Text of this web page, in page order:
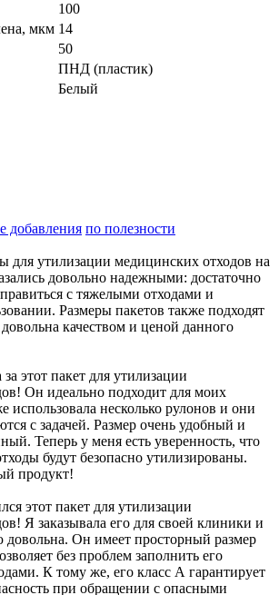
100
мкм 14
50
ПНД (пластик)
Белый
добавления по полезности
для утилизации медицинских отходов на
довольно надежными: достаточно
с тяжелыми отходами и
Размеры пакетов также подходят
качеством и ценой данного
этот пакет для утилизации
Он идеально подходит для моих
использовала несколько рулонов и они
с задачей. Размер очень удобный и
Теперь у меня есть уверенность, что
будут безопасно утилизированы.
продукт!
этот пакет для утилизации
Я заказывала его для своей клиники и
довольна. Он имеет просторный размер
без проблем заполнить его
К тому же, его класс А гарантирует
при обращении с опасными